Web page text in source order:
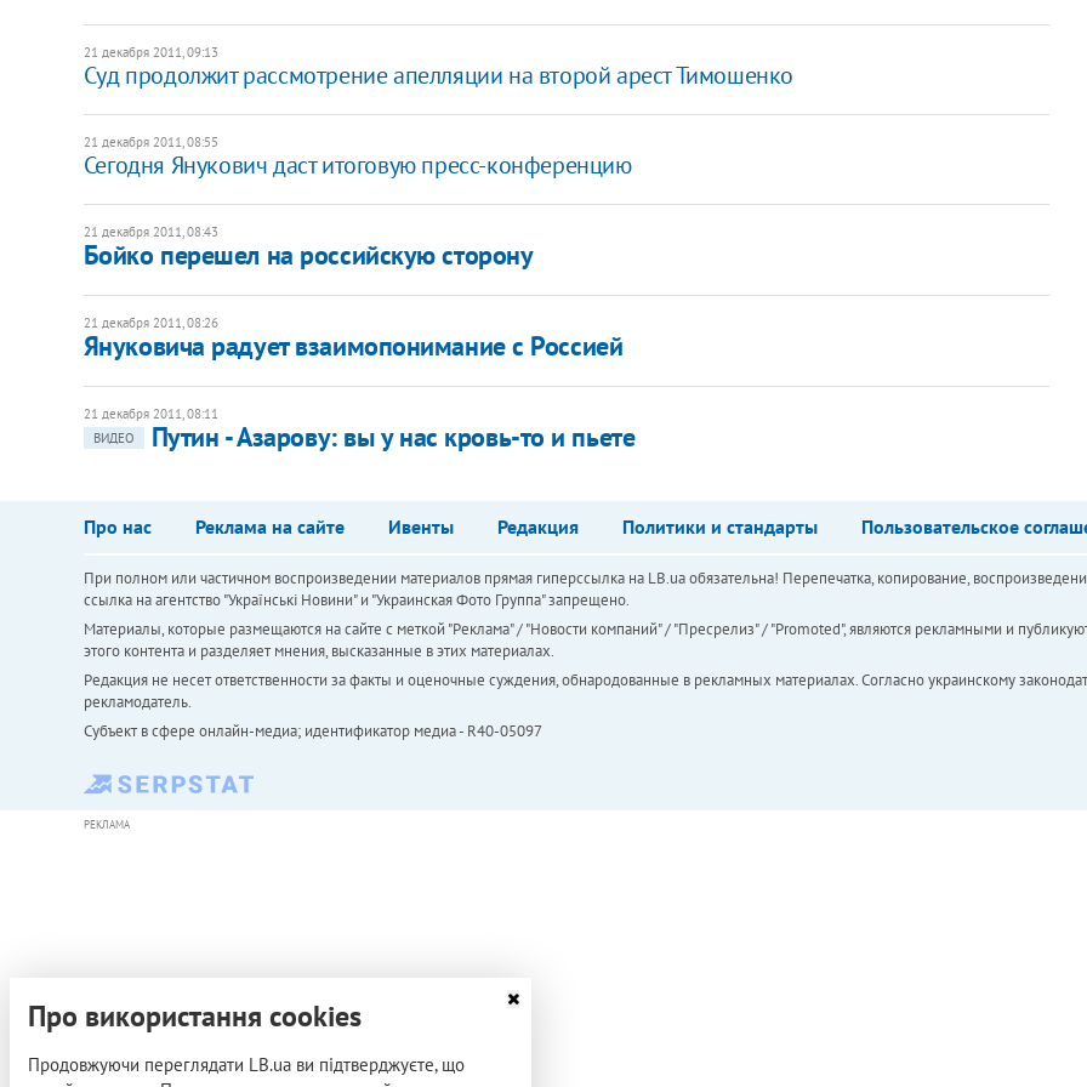
21 декабря 2011, 09:13
Суд продолжит рассмотрение апелляции на второй арест Тимошенко
21 декабря 2011, 08:55
Сегодня Янукович даст итоговую пресс-конференцию
21 декабря 2011, 08:43
​Бойко перешел на российскую сторону
21 декабря 2011, 08:26
Януковича радует взаимопонимание с Россией
21 декабря 2011, 08:11
ВИДЕО
Путин - Азарову: вы у нас кровь-то и пьете
Про нас Реклама на сайте Ивенты Редакция Политики и стандарты Пользовательское
При полном или частичном воспроизведении материалов прямая гиперссылка на LB.ua обязательна! Перепечатка, копирование,
ссылка на агентство "Українськi Новини" и "Украинская Фото Группа" запрещено.
Материалы, которые размещаются на сайте с меткой "Реклама" / "Новости компаний" / "Пресрелиз" / "Promoted", являются рекламными и
этого контента и разделяет мнения, высказанные в этих материалах.
Редакция не несет ответственности за факты и оценочные суждения, обнародованные в рекламных материалах. Согласно украинскому
рекламодатель.
Субъект в сфере онлайн-медиа; идентификатор медиа - R40-05097
РЕКЛАМА
Про використання cookies
Продовжуючи переглядати LB.ua ви підтверджуєте, що